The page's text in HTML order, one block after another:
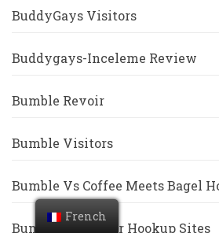
BuddyGays Visitors
Buddygays-Inceleme Review
Bumble Revoir
Bumble Visitors
Bumble Vs Coffee Meets Bagel
Bumble Vs Tinder Hookup Sites
French